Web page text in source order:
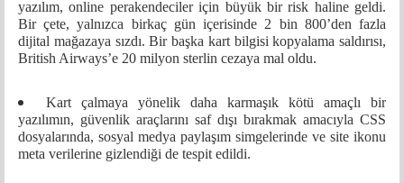
yazılım, online perakendeciler için büyük bir risk haline geldi.
Bir çete, yalnızca birkaç gün içerisinde 2 bin 800’den fazla
dijital mağazaya sızdı. Bir başka kart bilgisi kopyalama saldırısı,
British Airways’e 20 milyon sterlin cezaya mal oldu.
Kart çalmaya yönelik daha karmaşık kötü amaçlı bir
yazılımın, güvenlik araçlarını saf dışı bırakmak amacıyla CSS
dosyalarında, sosyal medya paylaşım simgelerinde ve site ikonu
meta verilerine gizlendiği de tespit edildi.